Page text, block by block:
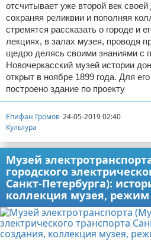
отсчитывает уже второй век
сохраняя реликвии и пополняя
стремятся рассказать о городе и
лекциях, в залах музея, проводя
щедро делясь своими знаниями с
Новочеркасский музей истории
открыт в ноябре 1899 года. Для
построено здание по проекту
Епифан Громов 24-05-2019 02:40
Культура
Музей
городского
Санкт-Петербурга):
коллекция музея,